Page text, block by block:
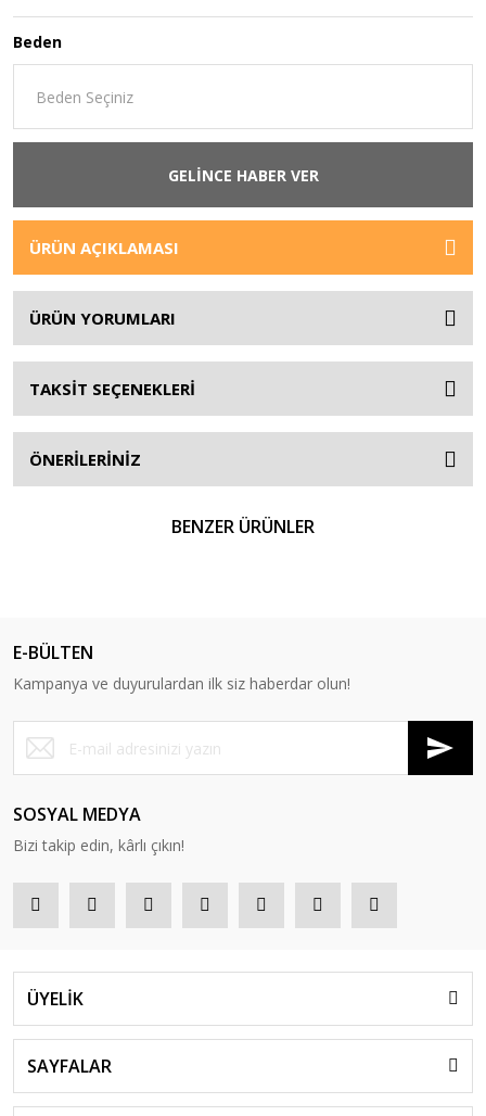
Beden
GELİNCE HABER VER
ÜRÜN AÇIKLAMASI
ÜRÜN YORUMLARI
TAKSİT SEÇENEKLERİ
ÖNERİLERİNİZ
BENZER ÜRÜNLER
E-BÜLTEN
Kampanya ve duyurulardan ilk siz haberdar olun!
SOSYAL MEDYA
Bizi takip edin, kârlı çıkın!
ÜYELİK
SAYFALAR